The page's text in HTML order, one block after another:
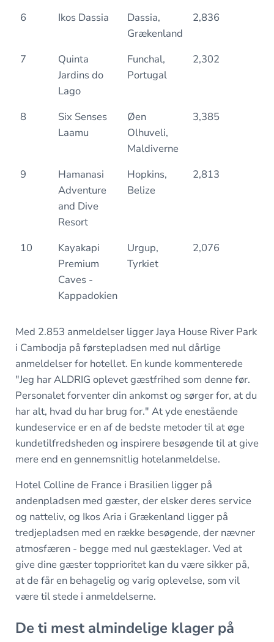
6 Ikos Dassia
Dassia,
Grækenland
2,836
7
Quinta
Jardins do
Lago
Funchal,
Portugal
2,302
8
Six Senses
Laamu
Øen
Olhuveli,
Maldiverne
3,385
9
Hamanasi
Adventure
and Dive
Resort
Hopkins,
Belize
2,813
10
Kayakapi
Premium
Caves -
Kappadokien
Urgup,
Tyrkiet
2,076
Med 2.853 anmeldelser ligger Jaya House River Park
i Cambodja på førstepladsen med nul dårlige
anmeldelser for hotellet. En kunde kommenterede
"Jeg har ALDRIG oplevet gæstfrihed som denne før.
Personalet forventer din ankomst og sørger for, at du
har alt, hvad du har brug for." At yde enestående
kundeservice er en af de bedste metoder til at øge
kundetilfredsheden og inspirere besøgende til at give
mere end en gennemsnitlig hotelanmeldelse.
Hotel Colline de France i Brasilien ligger på
andenpladsen med gæster, der elsker deres service
og natteliv, og Ikos Aria i Grækenland ligger på
tredjepladsen med en række besøgende, der nævner
atmosfæren - begge med nul gæsteklager. Ved at
give dine gæster topprioritet kan du være sikker på,
at de får en behagelig og varig oplevelse, som vil
være til stede i anmeldelserne.
De ti mest almindelige klager på